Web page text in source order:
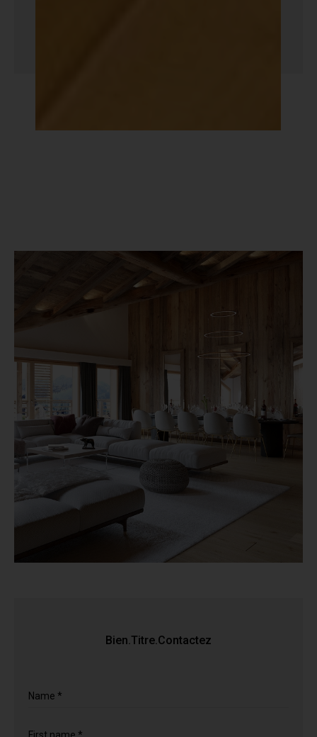
Bien.Titre.Contactez
Name *
First name *